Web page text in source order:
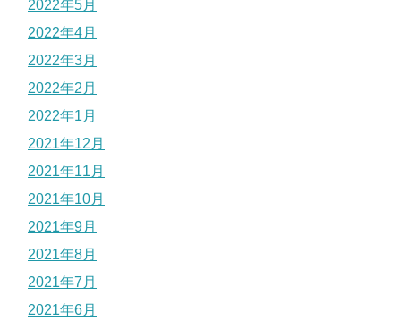
2022年5月
2022年4月
2022年3月
2022年2月
2022年1月
2021年12月
2021年11月
2021年10月
2021年9月
2021年8月
2021年7月
2021年6月